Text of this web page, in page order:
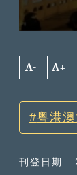
A- A+
粤港
刊登日期 :